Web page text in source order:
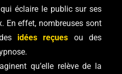
éclaire le public sur ses
En effet, nombreuses sont
idées reçues ou des
qu’elle relève de la